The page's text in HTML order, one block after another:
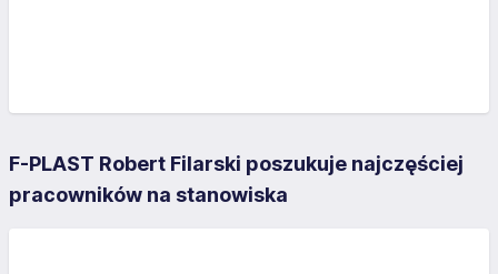
F-PLAST Robert Filarski poszukuje najczęściej
pracowników na stanowiska